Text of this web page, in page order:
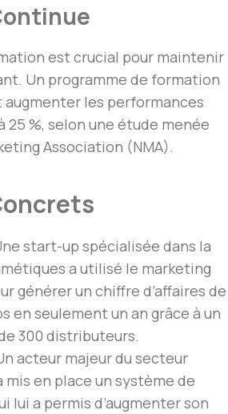
est crucial pour maintenir
Un programme de formation
les performances
25 %, selon une étude menée
Association (NMA).
start-up spécialisée dans la
a utilisé le marketing
générer un chiffre d’affaires de
en seulement un an grâce à un
300 distributeurs.
acteur majeur du secteur
en place un système de
lui a permis d’augmenter son